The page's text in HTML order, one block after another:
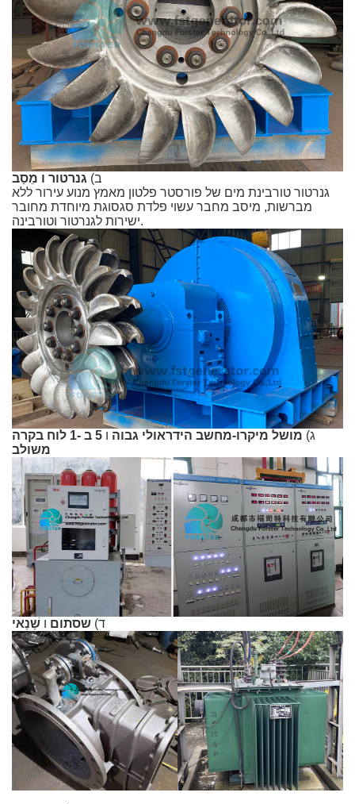
ב) גנרטור ו מֵסַב
גנרטור טורבינת מים של פורסטר פלטון מאמץ מנוע עירור ללא
מברשות, מיסב מחבר עשוי פלדת סגסוגת מיוחדת מחובר
ישירות לגנרטור וטורבינה.
ג) מושל מיקרו-מחשב הידראולי גבוה ו
5 ב -1 לוח בקרה
משולב
ד) שסתום ו שַׁנַאי